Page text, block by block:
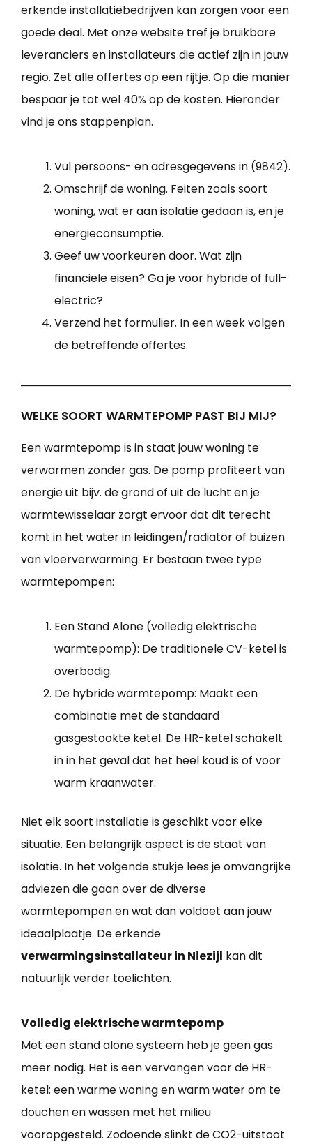
erkende installatiebedrijven kan zorgen voor een
goede deal. Met onze website tref je bruikbare
leveranciers en installateurs die actief zijn in jouw
regio. Zet alle offertes op een rijtje. Op die manier
bespaar je tot wel 40% op de kosten. Hieronder
vind je ons stappenplan.
Vul persoons- en adresgegevens in (9842).
Omschrijf de woning. Feiten zoals soort
woning, wat er aan isolatie gedaan is, en je
energieconsumptie.
Geef uw voorkeuren door. Wat zijn
financiële eisen? Ga je voor hybride of full-
electric?
Verzend het formulier. In een week volgen
de betreffende offertes.
WELKE SOORT WARMTEPOMP PAST BIJ MIJ?
Een warmtepomp is in staat jouw woning te
verwarmen zonder gas. De pomp profiteert van
energie uit bijv. de grond of uit de lucht en je
warmtewisselaar zorgt ervoor dat dit terecht
komt in het water in leidingen/radiator of buizen
van vloerverwarming. Er bestaan twee type
warmtepompen:
Een Stand Alone (volledig elektrische
warmtepomp): De traditionele CV-ketel is
overbodig.
De hybride warmtepomp: Maakt een
combinatie met de standaard
gasgestookte ketel. De HR-ketel schakelt
in in het geval dat het heel koud is of voor
warm kraanwater.
Niet elk soort installatie is geschikt voor elke
situatie. Een belangrijk aspect is de staat van
isolatie. In het volgende stukje lees je omvangrijke
adviezen die gaan over de diverse
warmtepompen en wat dan voldoet aan jouw
ideaalplaatje. De erkende
verwarmingsinstallateur in Niezijl kan dit
natuurlijk verder toelichten.
Volledig elektrische warmtepomp
Met een stand alone systeem heb je geen gas
meer nodig. Het is een vervangen voor de HR-
ketel: een warme woning en warm water om te
douchen en wassen met het milieu
vooropgesteld. Zodoende slinkt de CO2-uitstoot